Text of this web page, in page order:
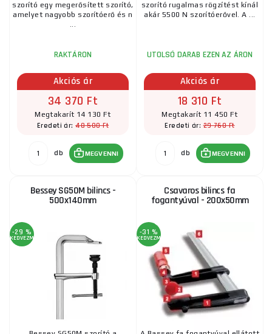
RAKTÁRON ks MEGVENNI 625 Ft
F bilincs - asztalosipari STANDARD - 500x120mm
RAKTÁRON ks 4 575 Ft
14 500 Ft
Sarokbilincs 90 fokos
RAKTÁRON MEGVENNI
HD sarokbilincs STANLEY® BAILEY
RAKTÁRON 5 625 Ft
szorító egy megerősített szorító,
amelyet nagyobb szorítóerő és n
...
RAKTÁRON
Akciós ár
34 370 Ft
Megtakarít 14 130 Ft
Eredeti ár:48 500 Ft
db MEGVENNI
szorító rugalmas rögzítést kínál
akár 5500 N szorítóerővel. A ...
UTOLSÓ DARAB EZEN AZ ÁRON
Akciós ár
18 310 Ft
Megtakarít 11 450 Ft
Eredeti ár:29 760 Ft
db MEGVENNI
Bessey SG50M bilincs -
500x140mm
-29 %
KEDVEZMÉNY
Csavaros bilincs fa
fogantyúval - 200x50mm
-31 %
KEDVEZMÉNY